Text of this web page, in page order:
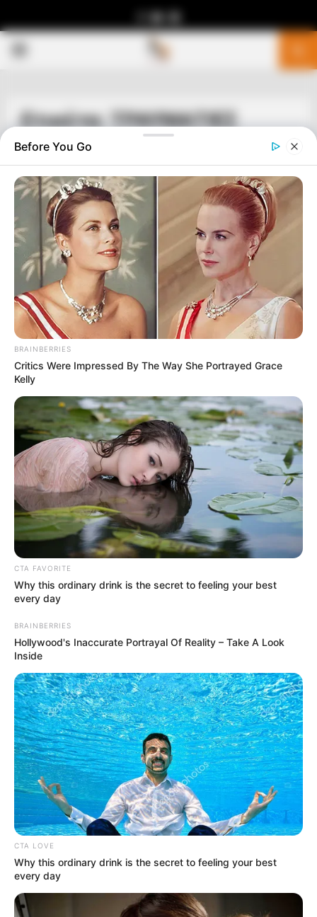
Ετικέτα: ΤΡΑΥΜΑΤΙΕΣ
ΠΟΛΙΤΙΚΗ ΣΗΜΑΝΤΙΚΕΣ ΕΙΔΗΣΕΙΣ
ΤΉΝΟΣ – ΑΝΕΜΟΓΕΝΝΉΤΡΙΕΣ / ΕΝΝΈΑ
ΤΡΑΥΜΑΤΊΕΣ – «ΤΑ ΣΏΜΑΤΑ ΑΣΦΑΛΕΊΑΣ
ΈΓΙΝΑΝ ΠΡΟΣΩΠΙΚΌ SECURITY ΙΔΙΩΤΙΚΉΣ
ΕΤΑΙΡΊΑΣ».
ΤΉΝΟΣ – ΑΝΕΜΟΓΕΝΝΉΤΡΙΕΣ / ΕΝΝΈΑ ΤΡΑΥΜΑΤΊΕΣ – «ΤΑ
ΣΏΜΑΤΑ ΑΣΦΑΛΕΊΑΣ ΈΓΙΝΑΝ ΠΡΟΣΩΠΙΚΌ SECURITY
ΙΔΙΩΤΙΚΉΣ ΕΤΑΙΡΊΑΣ». ΣΟΒΑΡΆ ΕΠΕΙΣΌΔΙΑ ΜΕ ΕΝΝΈΑ
ΤΡΑΥΜΑΤΊΕΣ ΣΗΜΕΙΏΘΗΚΑΝ ΣΤΗΝ ΤΉΝΟ. ΌΠΟΥ ΌΠΩΣ
ΚΑΤΑΓΓΈΛΛΟΥΝ ΟΙ...
ΚΟΙΝΩΝΙΚΑ ΔΙΚΤΥΑ
FACEBOOK
EMAIL ΑΚΟΛΟΥΘΉΣΤΕ
Before You Go
BRAINBERRIES
Critics Were Impressed By The Way She Portrayed Grace
Kelly
CTA FAVORITE
Why this ordinary drink is the secret to feeling your best
every day
BRAINBERRIES
Hollywood's Inaccurate Portrayal Of Reality – Take A Look
Inside
CTA LOVE
Why this ordinary drink is the secret to feeling your best
every day